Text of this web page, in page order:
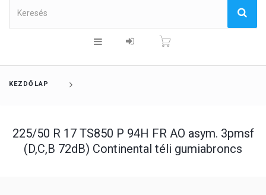
KEZDŐLAP
225/50 R 17 TS850 P 94H FR AO asym. 3pmsf
(D,C,B 72dB) Continental téli gumiabroncs